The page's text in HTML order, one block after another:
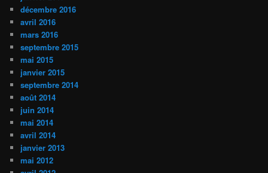
décembre 2016
avril 2016
mars 2016
septembre 2015
mai 2015
janvier 2015
septembre 2014
août 2014
juin 2014
mai 2014
avril 2014
janvier 2013
mai 2012